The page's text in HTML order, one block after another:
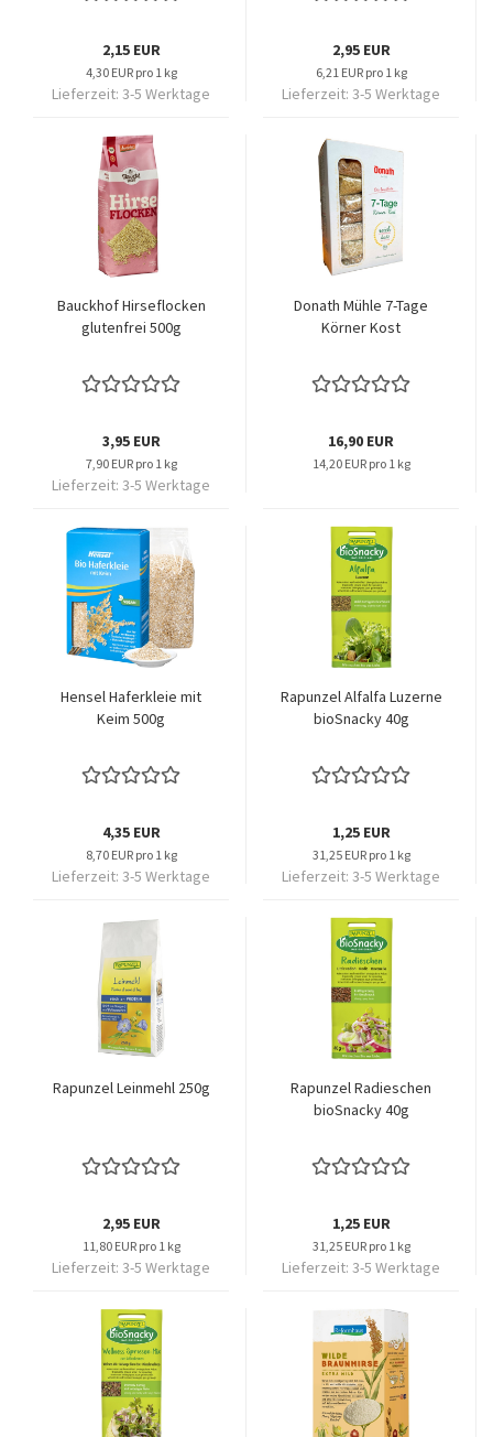
2,15 EUR
4,30 EUR pro 1 kg
Lieferzeit: 3-5 Werktage
2,95 EUR
6,21 EUR pro 1 kg
Lieferzeit: 3-5 Werktage
Bauckhof Hirseflocken
glutenfrei 500g
3,95 EUR
7,90 EUR pro 1 kg
Lieferzeit: 3-5 Werktage
Donath Mühle 7-Tage
Körner Kost
16,90 EUR
14,20 EUR pro 1 kg
Hensel Haferkleie mit
Keim 500g
4,35 EUR
8,70 EUR pro 1 kg
Lieferzeit: 3-5 Werktage
Rapunzel Alfalfa Luzerne
bioSnacky 40g
1,25 EUR
31,25 EUR pro 1 kg
Lieferzeit: 3-5 Werktage
Rapunzel Leinmehl 250g
2,95 EUR
11,80 EUR pro 1 kg
Lieferzeit: 3-5 Werktage
Rapunzel Radieschen
bioSnacky 40g
1,25 EUR
31,25 EUR pro 1 kg
Lieferzeit: 3-5 Werktage